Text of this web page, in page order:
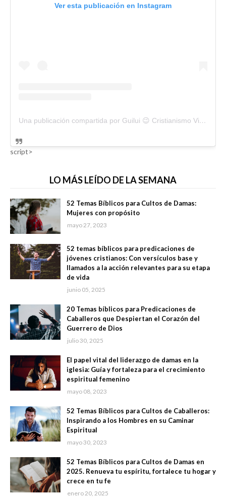
Ver esta publicación en Instagram
Una publicación compartida por Guilui 😉 Cristianismo Viral (@guiluiviral)
script>
LO MÁS LEÍDO DE LA SEMANA
52 Temas Bíblicos para Cultos de Damas:
Mujeres con propósito
mayo 27, 2023
52 temas bíblicos para predicaciones de
jóvenes cristianos: Con versículos base y
llamados a la acción relevantes para su etapa
de vida
junio 05, 2025
20 Temas bíblicos para Predicaciones de
Caballeros que Despiertan el Corazón del
Guerrero de Dios
julio 30, 2025
El papel vital del liderazgo de damas en la
iglesia: Guía y fortaleza para el crecimiento
espiritual femenino
mayo 08, 2023
52 Temas Bíblicos para Cultos de Caballeros:
Inspirando a los Hombres en su Caminar
Espiritual
mayo 30, 2023
52 Temas Bíblicos para Cultos de Damas en
2025. Renueva tu espíritu, fortalece tu hogar y
crece en tu fe
enero 20, 2025